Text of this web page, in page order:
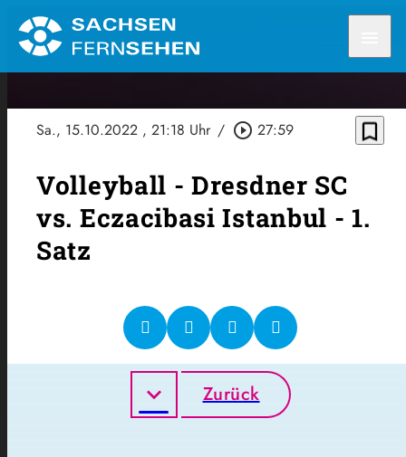
Sa., 15.10.2022 , 21:18 Uhr / play_circle_outline 27:59 bookmark_border
Volleyball - Dresdner SC
vs. Eczacibasi Istanbul - 1.
Satz
Zurück